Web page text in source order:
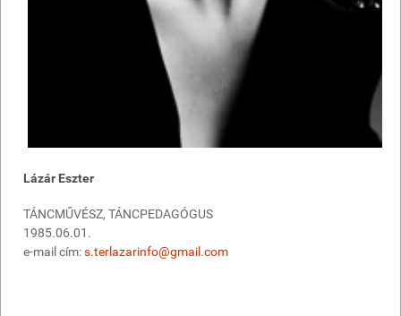
Lázár Eszter
TÁNCMŰVÉSZ, TÁNCPEDAGÓGUS
1985.06.01.
e-mail cím:s.terlazarinfo@gmail.com